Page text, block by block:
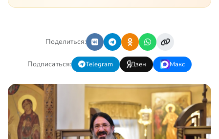
Поделиться:
Подписаться: Telegram Дзен Макс